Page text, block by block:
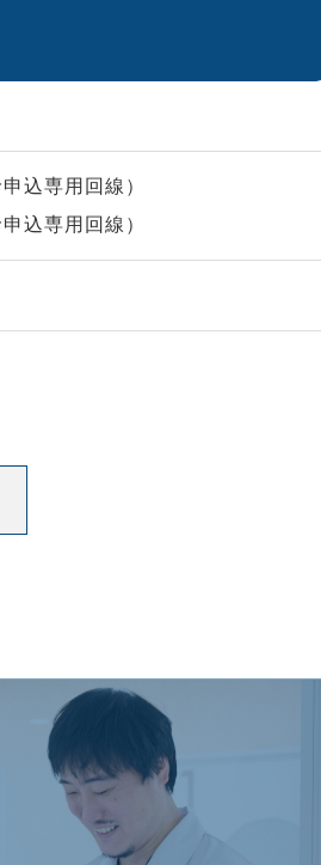
込専用回線）
込専用回線）